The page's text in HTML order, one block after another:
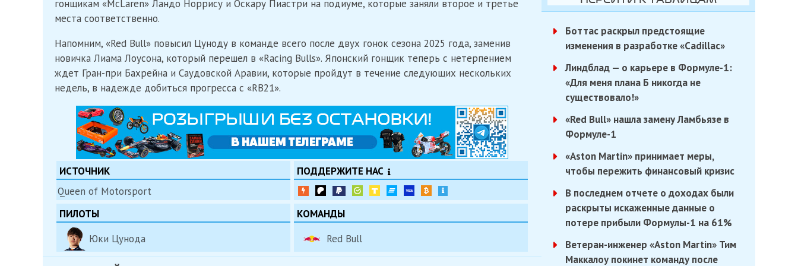
гонщикам «McLaren» Ландо Норрису и Оскару Пиастри на подиуме, которые заняли второе и третье
места соответственно.
Напомним, «Red Bull» повысил Цуноду в команде всего после двух гонок сезона 2025 года, заменив
новичка Лиама Лоусона, который перешел в «Racing Bulls». Японский гонщик теперь с нетерпением
ждет Гран-при Бахрейна и Саудовской Аравии, которые пройдут в течение следующих нескольких
недель, в надежде добиться прогресса с «RB21».
ИСТОЧНИК
Queen of Motorsport
ПОДДЕРЖИТЕ НАС
ПИЛОТЫ
Юки Цунода
КОМАНДЫ
Red Bull
Боттас раскрыл предстоящие
изменения в разработке «Cadillac»
Линдблад — о карьере в Формуле-1:
«Для меня плана Б никогда не
существовало!»
«Red Bull» нашла замену Ламбьязе в
Формуле-1
«Aston Martin» принимает меры,
чтобы пережить финансовый кризис
В последнем отчете о доходах были
раскрыты искаженные данные о
потере прибыли Формулы-1 на 61%
Ветеран-инженер «Aston Martin» Тим
Маккалоу покинет команду после